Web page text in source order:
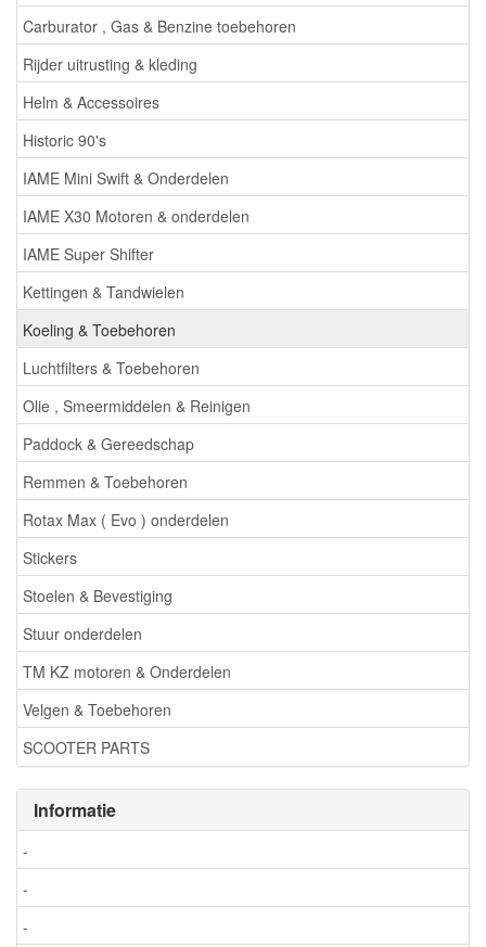
Carburator , Gas & Benzine toebehoren
Rijder uitrusting & kleding
Helm & Accessoires
Historic 90's
IAME Mini Swift & Onderdelen
IAME X30 Motoren & onderdelen
IAME Super Shifter
Kettingen & Tandwielen
Koeling & Toebehoren
Luchtfilters & Toebehoren
Olie , Smeermiddelen & Reinigen
Paddock & Gereedschap
Remmen & Toebehoren
Rotax Max ( Evo ) onderdelen
Stickers
Stoelen & Bevestiging
Stuur onderdelen
TM KZ motoren & Onderdelen
Velgen & Toebehoren
SCOOTER PARTS
Informatie
-
-
-